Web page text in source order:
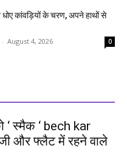
धोए कांवड़ियों के चरण, अपने हाथों से
- August 4, 2026 0
स्मैक ‘ bech kar
और फ्लैट में रहने वाले